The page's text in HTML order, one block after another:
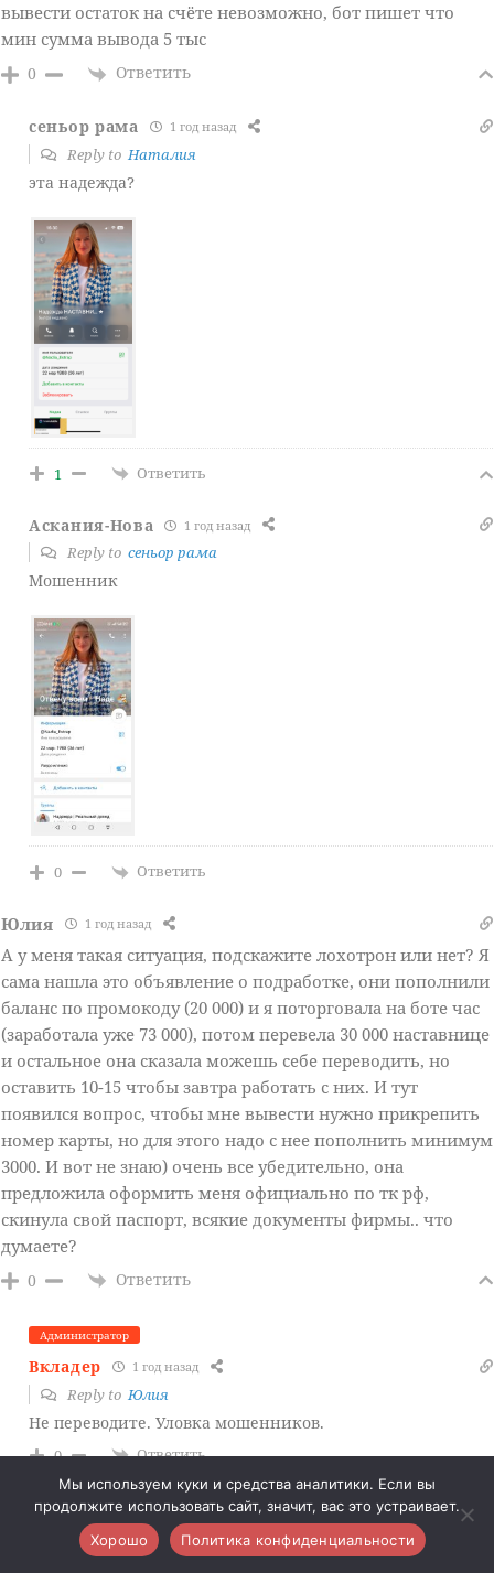
вывести остаток на счёте невозможно, бот пишет что
мин сумма вывода 5 тыс
0 Ответить
сеньор рама 1 год назад
Reply to Наталия
эта надежда?
1 Ответить
Аскания-Нова 1 год назад
Reply to сеньор рама
Мошенник
0 Ответить
Юлия 1 год назад
А у меня такая ситуация, подскажите лохотрон или нет? Я
сама нашла это объявление о подработке, они пополнили
баланс по промокоду (20 000) и я поторговала на боте час
(заработала уже 73 000), потом перевела 30 000 наставнице
и остальное она сказала можешь себе переводить, но
оставить 10-15 чтобы завтра работать с них. И тут
появился вопрос, чтобы мне вывести нужно прикрепить
номер карты, но для этого надо с нее пополнить минимум
3000. И вот не знаю) очень все убедительно, она
предложила оформить меня официально по тк рф,
скинула свой паспорт, всякие документы фирмы.. что
думаете?
0 Ответить
Администратор
Вкладер 1 год назад
Reply toЮлия
Не переводите. Уловка мошенников.
0 Ответить
Аня 1 год назад
Reply toЮлия
Сейчас та же самая ситуация. Нужно пройти
Мы используем куки и средства аналитики. Если вы
продолжите использовать сайт, значит, вас это устраивает.
Хорошо
Политика конфиденциальности